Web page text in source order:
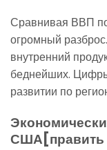
Сравнивая ВВП
огромный
внутренний
беднейших.
развитии по
США[править